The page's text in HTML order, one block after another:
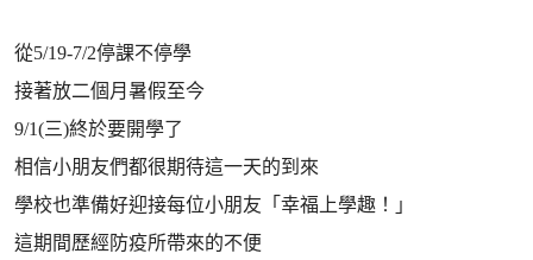
從5/19-7/2停課不停學
接著放二個月暑假至今
9/1(三)終於要開學了
相信小朋友們都很期待這一天的到來
學校也準備好迎接每位小朋友「幸福上學趣！」
這期間歷經防疫所帶來的不便